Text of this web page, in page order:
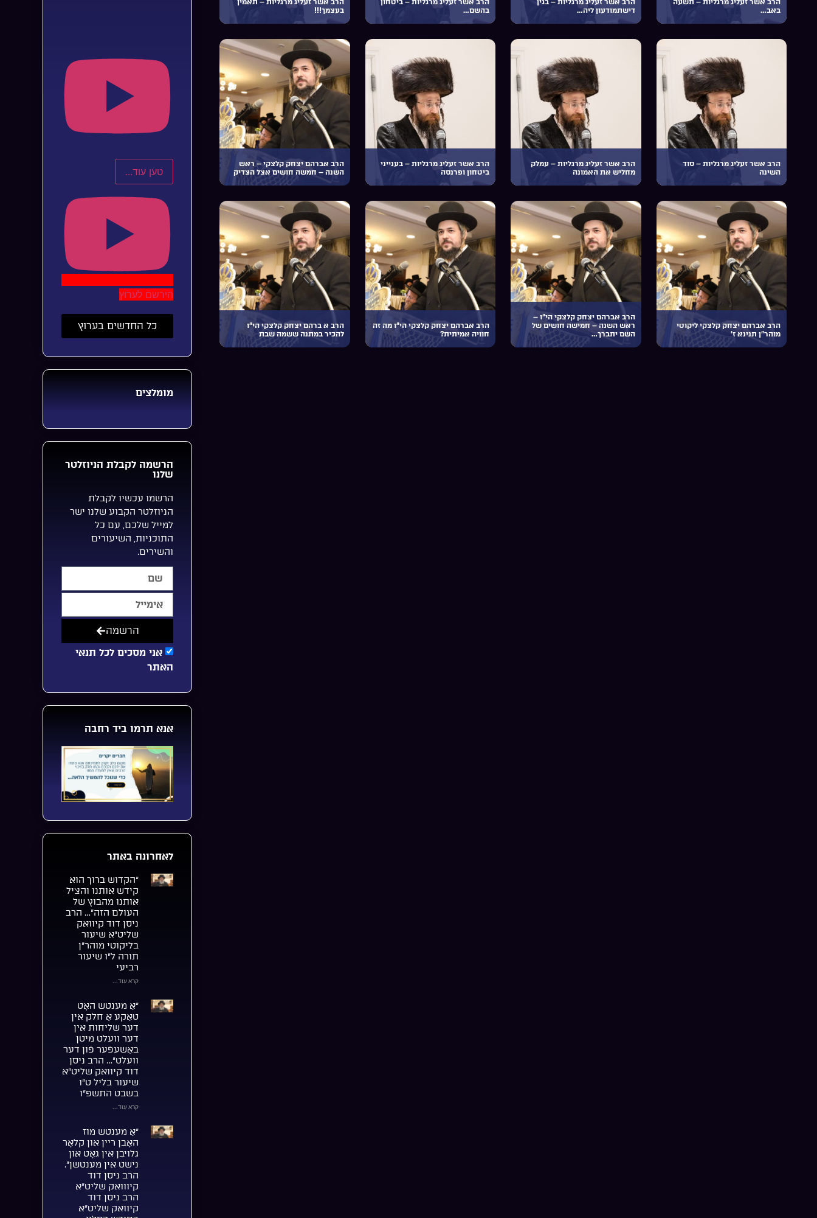
הרב אשר זעליג מרגליות – תשעה
באב…
הרב אשר זעליג מרגליות – בגין
דישתמודעון ליה…
הרב אשר זעליג מרגליות – ביטחון
בהשם…
הרב אשר זעליג מרגליות – תאמין
בעצמך!!!
הרב אשר זעליג מרגליות – סוד
השינה
הרב אשר זעליג מרגליות – עמלק
מחליש את האמונה
הרב אשר זעליג מרגליות – בענייני
ביטחון ופרנסה
הרב אברהם יצחק קלצקי – ראש
השנה – חמשה חושים אצל הצדיק
הרב אברהם יצחק קלצקי ליקוטי
מוהר”ן תנינא ז’
הרב אברהם יצחק קלצקי הי”ו –
ראש השנה – חמישה חושים של
השם יתברך…
הרב אברהם יצחק קלצקי הי”ו מה זה
חוויה אמיתית?
הרב א ברהם יצחק קלצקי הי”ו
להכיר במתנה ששמה שבת
טען עוד...
הירשם לערוץ
כל החדשים בערוץ
מומלצים
הרשמה לקבלת הניוזלטר
שלנו
הרשמו עכשיו לקבלת
הניוזלטר הקבוע שלנו ישר
למייל שלכם, עם כל
התוכניות, השיעורים
והשירים.
אני מסכים לכל תנאי
האתר
הרשמה
אנא תרמו ביד רחבה
לאחרונה באתר
“הקדוש ברוך הוא
קידש אותנו והציל
אותנו מהבוץ של
העולם הזה”… הרב
ניסן דוד קיוואק
שליט”א שיעור
בליקוטי מוהר”ן
תורה ל”ו שיעור
רביעי
קרא עוד...
“אַ מענטש האָט
טאַקע אַ חלק אין
דער שליחות אין
דער וועלט מיטן
באַשעפֿער פֿון דער
וועלט”… הרב ניסן
דוד קיוואק שליט”א
שיעור בליל ט”ו
בשבט התשפ”ו
קרא עוד...
“אַ מענטש מוז
האָבן ריין און קלאָר
גלויבן אין גאָט און
נישט אין מענטשן”.
הרב ניסן דוד
קיווואק שליט”א
הרב ניסן דוד
קיוואק שליט”א